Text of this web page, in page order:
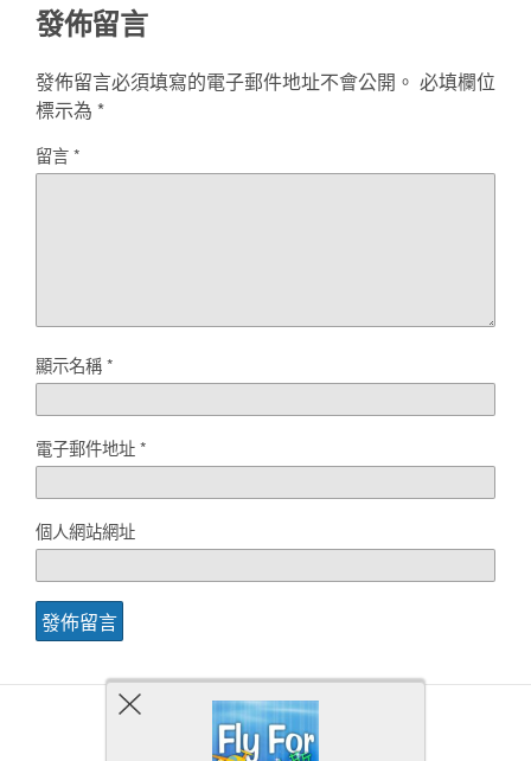
發佈留言
發佈留言必須填寫的電子郵件地址不會公開。 必填欄位
標示為 *
留言*
顯示名稱*
電子郵件地址*
個人網站網址
Back to top